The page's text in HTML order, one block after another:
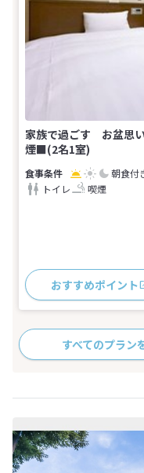
家族で過ごす お盆思
煙■(2名1室)
朝食付
トイレ
喫煙
おすすめポイント
すべてのプラン